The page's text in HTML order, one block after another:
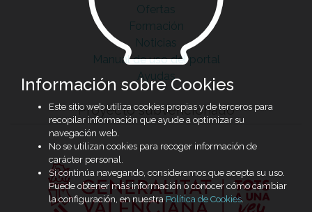
Ofertas
Formación
Noticias
Manual de uso del portal
Ayudas
Proyecto subvencionado
Información sobre Cookies
Este sitio web utiliza cookies propias y de terceros para
recopilar información que ayude a optimizar su
navegación web.
No se utilizan cookies para recoger información de
carácter personal.
Si continúa navegando, consideramos que acepta su uso.
Puede obtener más información o conocer cómo cambiar
la configuración, en nuestra Política de Cookies.